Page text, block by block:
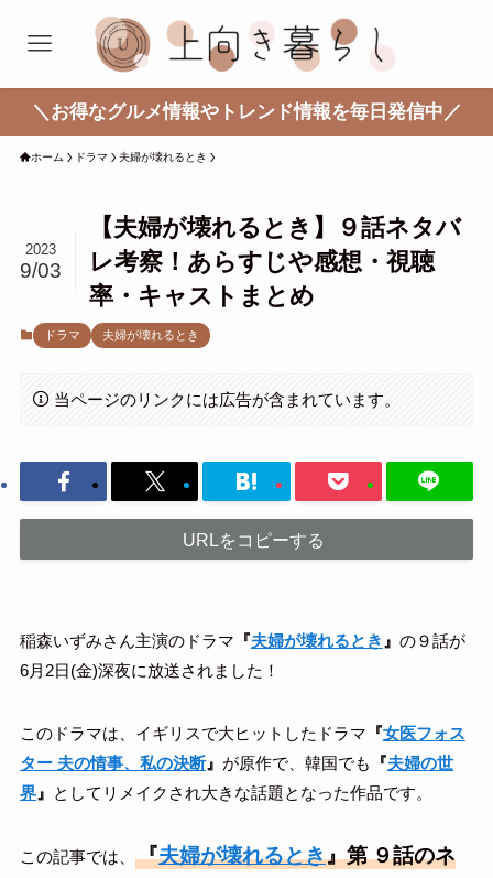
＼お得なグルメ情報やトレンド情報を毎日発信中／
ホーム ドラマ 夫婦が壊れるとき
【夫婦が壊れるとき】９話ネタバ
レ考察！あらすじや感想・視聴
率・キャストまとめ
2023
9/03
ドラマ 夫婦が壊れるとき
当ページのリンクには広告が含まれています。
URLをコピーする
稲森いずみさん主演のドラマ 『夫婦が壊れるとき 』 の９話が
6月2日(金)深夜に放送されました！
このドラマは、イギリスで大ヒットしたドラマ 『女医フォス
ター 夫の情事、私の決断』 が原作で、韓国でも 『夫婦の世
界』 としてリメイクされ大きな話題となった作品です。
この記事では、 『夫婦が壊れるとき』第９話のネ